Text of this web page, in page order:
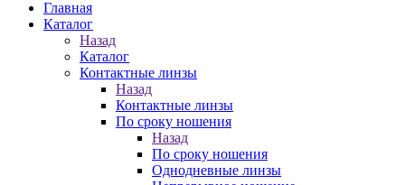
Главная
Каталог
Назад
Каталог
Контактные линзы
Назад
Контактные линзы
По сроку ношения
Назад
По сроку ношения
Однодневные линзы